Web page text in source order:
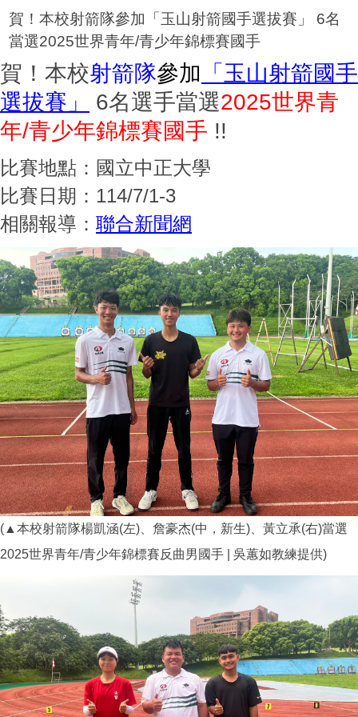
賀！本校射箭隊參加「玉山射箭國手選拔賽」 6名
當選2025世界青年/青少年錦標賽國手
賀！本校射箭隊參加 「玉山射箭國手
選拔賽」
6名選手當選2025世界青
年/青少年錦標賽國手 !!
比賽地點：國立中正大學
比賽日期：114/7/1-3
相關報導： 聯合新聞網
(▲本校射箭隊楊凱涵(左)、詹豪杰(中，新生)、黃立承(右)當選
2025世界青年/青少年錦標賽反曲男國手 | 吳蕙如教練提供)